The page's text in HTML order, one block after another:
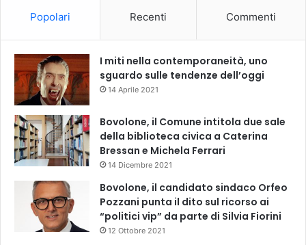
Popolari Recenti Commenti
I miti nella contemporaneità, uno
sguardo sulle tendenze dell’oggi
14 Aprile 2021
Bovolone, il Comune intitola due sale
della biblioteca civica a Caterina
Bressan e Michela Ferrari
14 Dicembre 2021
Bovolone, il candidato sindaco Orfeo
Pozzani punta il dito sul ricorso ai
“politici vip” da parte di Silvia Fiorini
12 Ottobre 2021